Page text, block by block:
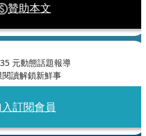
贊助本文
35 元動態話題報導
閱讀解鎖新鮮事
訂閱會員